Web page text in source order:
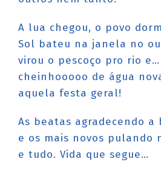
A lua chegou, o povo
Sol bateu na janela no
virou o pescoço pro rio e…
cheinhooooo de água
aquela festa geral!
As beatas agradecendo a
e os mais novos pulando
e tudo. Vida que segue…